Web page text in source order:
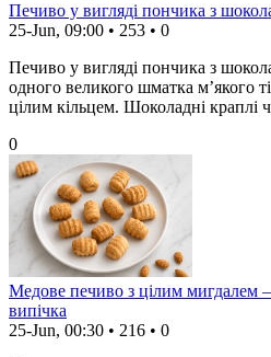
Печиво у вигляді пончика з
25-Jun, 09:00 • 253 • 0
Печиво у вигляді пончика з
одного великого шматка м’якого
цілим кільцем. Шоколадні краплі
0
Медове печиво з цілим мигдалем
випічка
25-Jun, 00:30 • 216 • 0